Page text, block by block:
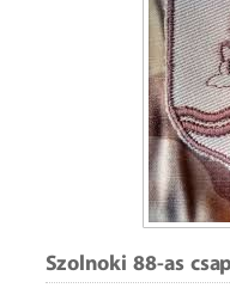
Szolnoki 88-as